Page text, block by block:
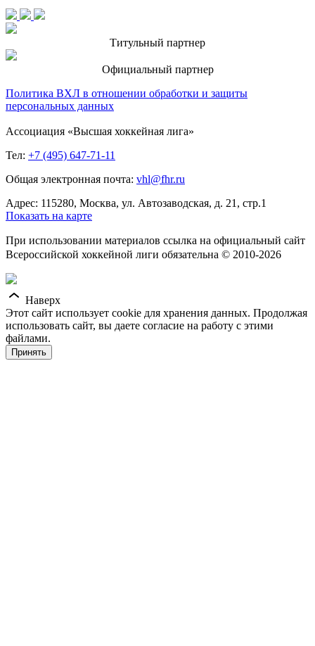
Титульный партнер
Официальный партнер
Политика ВХЛ в отношении обработки и защиты
персональных данных
Ассоциация «Высшая хоккейная лига»
Тел: +7 (495) 647-71-11
Общая электронная почта: vhl@fhr.ru
Адрес: 115280, Москва, ул. Автозаводская, д. 21, стр.1
Показать на карте
При использовании материалов ссылка на официальный сайт
Всероссийской хоккейной лиги обязательна © 2010-2026
Наверх
Этот сайт использует cookie для хранения данных. Продолжая
использовать сайт, вы даете согласие на работу с этими
файлами.
Принять